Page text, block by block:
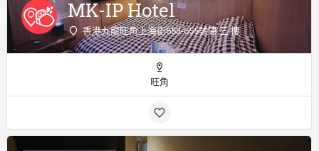
MK-IP Hotel
香港九龍旺角上海街653-655號唐 三 樓
旺角